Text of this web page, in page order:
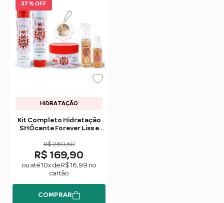
37 % OFF
HIDRATAÇÃO
Kit Completo Hidratação
SHÔcante Forever Liss e
R$ 269,50
R$ 169,90
ou até 10x de R$ 16,99 no
cartão
COMPRAR